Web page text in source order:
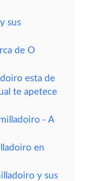
sus
de O
esta de
te apetece
- A
en
y sus